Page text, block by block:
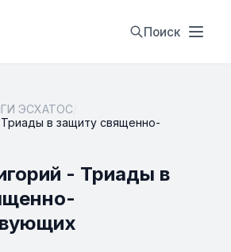
Поиск
ЭСХАТОС
в защиту священно-
- Триады в